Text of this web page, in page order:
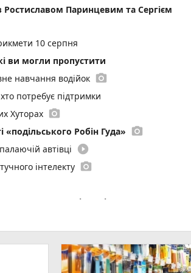
Паринцевим та Сергієм
10 серпня
ви могли пропустити
навчання водійок photo_camera
потребує підтримки
Хуторах photo_camera
Робін Гуда» photo_camera
автівці play_circle_filled
інтелекту photo_camera
в авто, розповідає лікар